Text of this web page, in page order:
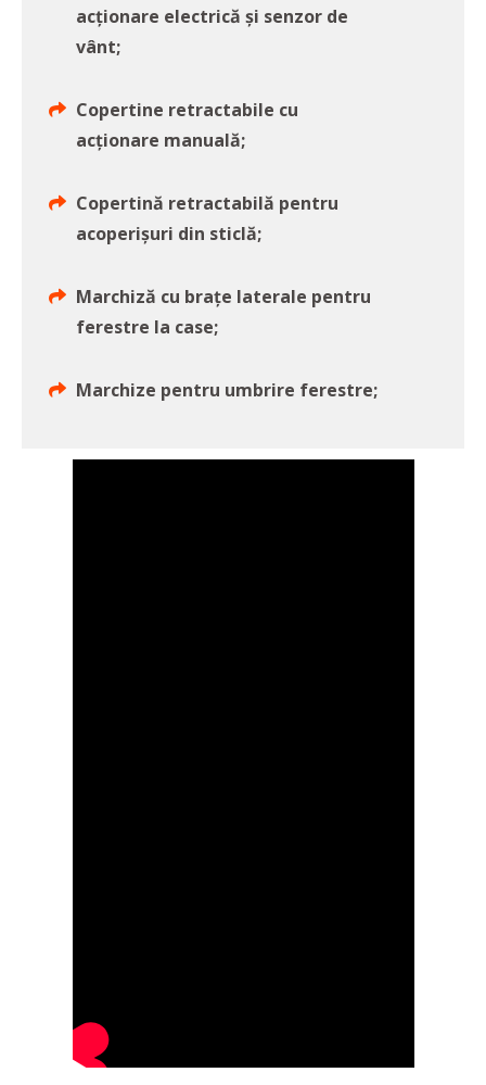
acționare electrică și senzor de
vânt;
Copertine retractabile cu
acționare manuală;
Copertină retractabilă pentru
acoperișuri din sticlă;
Marchiză cu brațe laterale pentru
ferestre la case;
Marchize pentru umbrire ferestre;